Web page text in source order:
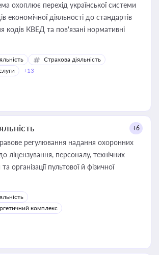
охоплює перехід української системи
економічної діяльності до стандартів
кодів КВЕД та пов'язані нормативні
Страхова діяльність
+13
+6
регулювання надання охоронних
ліцензування, персоналу, технічних
організації пультової й фізичної
комплекс